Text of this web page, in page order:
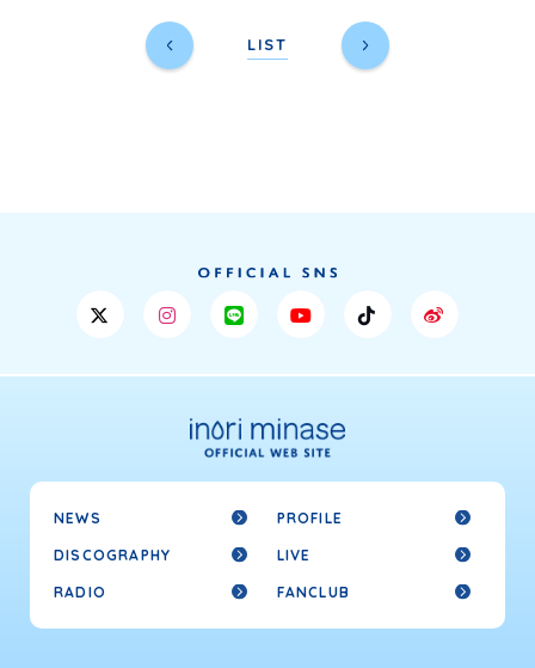
LIST
NEWS PROFILE
DISCOGRAPHY LIVE
RADIO FANCLUB